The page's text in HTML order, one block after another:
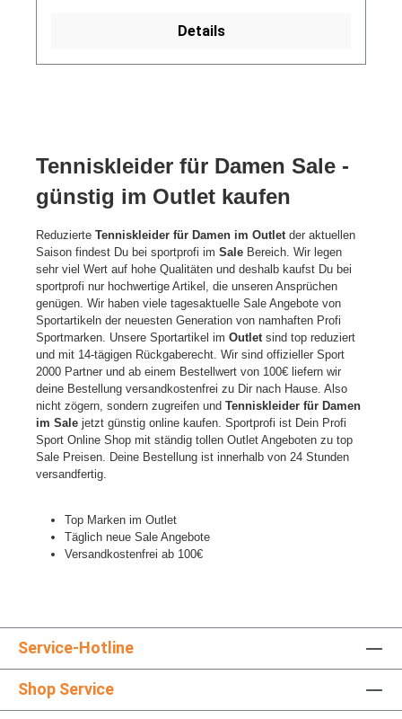
Details
Tenniskleider für Damen Sale -
günstig im Outlet kaufen
Reduzierte Tenniskleider für Damen im Outlet der aktuellen
Saison findest Du bei sportprofi im Sale Bereich. Wir legen
sehr viel Wert auf hohe Qualitäten und deshalb kaufst Du bei
sportprofi nur hochwertige Artikel, die unseren Ansprüchen
genügen. Wir haben viele tagesaktuelle Sale Angebote von
Sportartikeln der neuesten Generation von namhaften Profi
Sportmarken. Unsere Sportartikel im Outlet sind top reduziert
und mit 14-tägigen Rückgaberecht. Wir sind offizieller Sport
2000 Partner und ab einem Bestellwert von 100€ liefern wir
deine Bestellung versandkostenfrei zu Dir nach Hause. Also
nicht zögern, sondern zugreifen und Tenniskleider für Damen
im Sale jetzt günstig online kaufen. Sportprofi ist Dein Profi
Sport Online Shop mit ständig tollen Outlet Angeboten zu top
Sale Preisen. Deine Bestellung ist innerhalb von 24 Stunden
versandfertig.
Top Marken im Outlet
Täglich neue Sale Angebote
Versandkostenfrei ab 100€
Service-Hotline
Shop Service